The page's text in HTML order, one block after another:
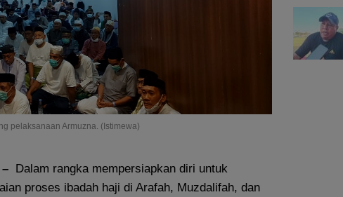
pelaksanaan Armuzna. (Istimewa)
Dalam rangka mempersiapkan diri untuk
proses ibadah haji di Arafah, Muzdalifah, dan